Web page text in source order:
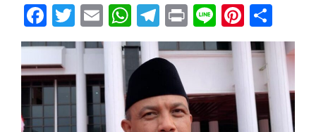
Facebook
Twitter
EmailWhatsApp
Telegram
PrintLine